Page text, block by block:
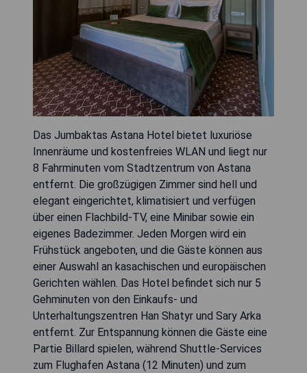
Das Jumbaktas Astana Hotel bietet luxuriöse
Innenräume und kostenfreies WLAN und liegt nur
8 Fahrminuten vom Stadtzentrum von Astana
entfernt. Die großzügigen Zimmer sind hell und
elegant eingerichtet, klimatisiert und verfügen
über einen Flachbild-TV, eine Minibar sowie ein
eigenes Badezimmer. Jeden Morgen wird ein
Frühstück angeboten, und die Gäste können aus
einer Auswahl an kasachischen und europäischen
Gerichten wählen. Das Hotel befindet sich nur 5
Gehminuten von den Einkaufs- und
Unterhaltungszentren Han Shatyr und Sary Arka
entfernt. Zur Entspannung können die Gäste eine
Partie Billard spielen, während Shuttle-Services
zum Flughafen Astana (12 Minuten) und zum